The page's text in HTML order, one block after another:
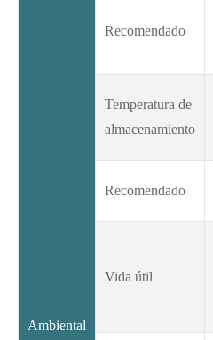
Ambiental
Recomendado
Temperatura de
almacenamiento
Recomendado
Vida útil